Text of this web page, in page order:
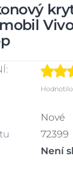
Nové
72399
Není